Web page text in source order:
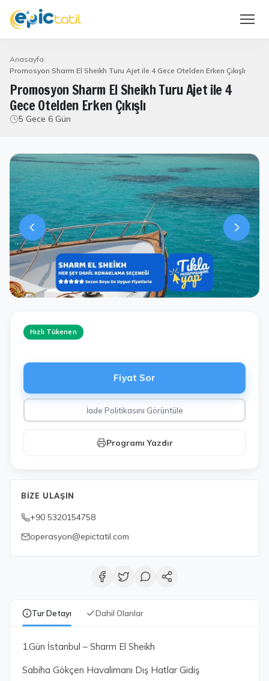
Anasayfa
Promosyon Sharm El Sheikh Turu Ajet ile 4 Gece Otelden Erken Çıkışlı
Promosyon Sharm El Sheikh Turu Ajet ile 4
Gece Otelden Erken Çıkışlı
5 Gece 6 Gün
Tur Detayı Dahil Olanlar
1.Gün İstanbul – Sharm El Sheikh
Sabiha Gökçen Havalimanı Dış Hatlar Gidiş
Hızlı Tükenen
Fiyat Sor
İade Politikasını Görüntüle
Programı Yazdır
BIZE ULAŞIN
+90 5320154758
operasyon@epictatil.com